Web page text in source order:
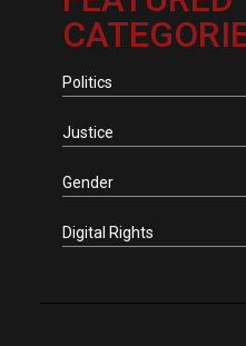
Politics
Justice
Gender
Digital Rights